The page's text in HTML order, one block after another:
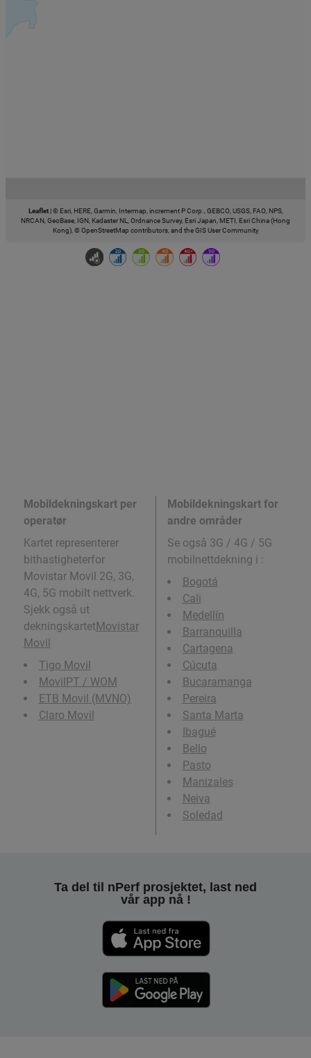
Leaflet © Esri, HERE, Garmin, Intermap, increment P Corp., GEBCO, USGS, FAO, NPS,
NRCAN, GeoBase, IGN, Kadaster NL, Ordnance Survey, Esri Japan, METI, Esri China (Hong
Kong), © OpenStreetMap contributors, and the GIS User Community
Mobildekningskart per
operatør
Kartet representerer
bithastigheterfor
Movistar Movil 2G, 3G,
4G, 5G mobilt nettverk.
Sjekk også ut
dekningskartetMovistar
Movil
Tigo Movil
MovilPT / WOM
ETB Movil (MVNO)
Claro Movil
Mobildekningskart for
andre områder
Se også 3G / 4G / 5G
mobilnettdekning i :
Bogotá
Cali
Medellín
Barranquilla
Cartagena
Cúcuta
Bucaramanga
Pereira
Santa Marta
Ibagué
Bello
Pasto
Manizales
Neiva
Soledad
Ta del til nPerf prosjektet, last ned
vår app nå !